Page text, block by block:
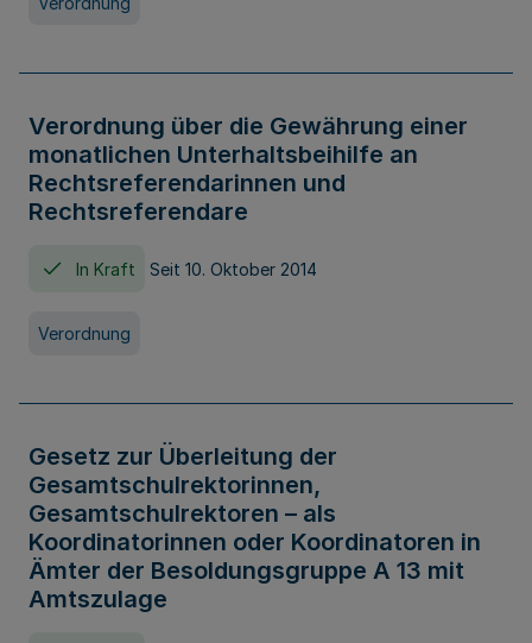
Verordnung über die Gewährung einer
monatlichen Unterhaltsbeihilfe an
Rechtsreferendarinnen und
Rechtsreferendare
In Kraft Seit 10. Oktober 2014
Verordnung
Gesetz zur Überleitung der
Gesamtschulrektorinnen,
Gesamtschulrektoren – als
Koordinatorinnen oder Koordinatoren in
Ämter der Besoldungsgruppe A 13 mit
Amtszulage